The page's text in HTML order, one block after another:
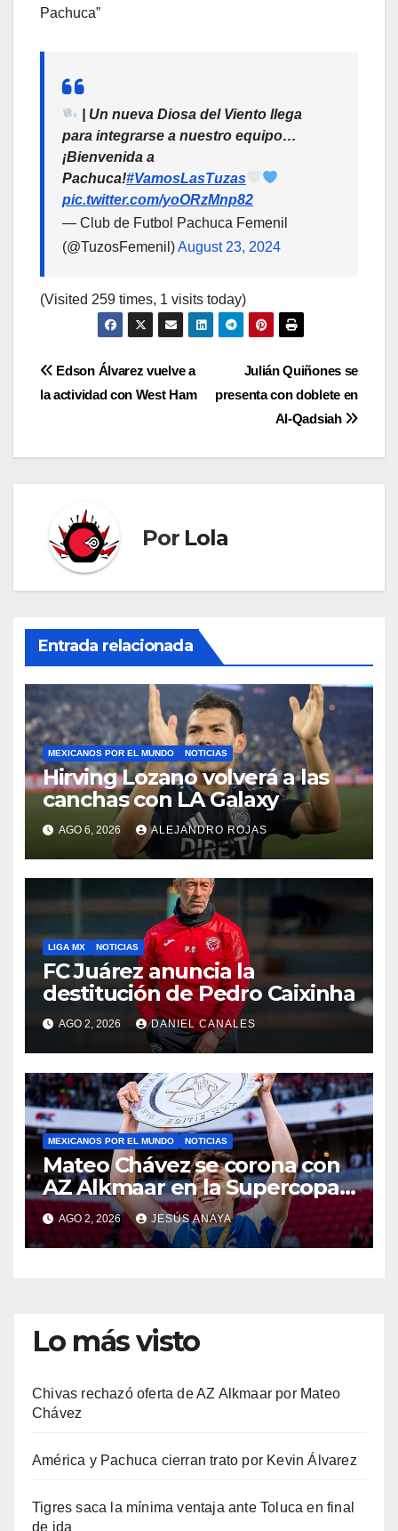
Pachuca”
| Un nueva Diosa del Viento llega
para integrarse a nuestro equipo…
¡Bienvenida a
Pachuca!#VamosLasTuzas
pic.twitter.com/yoORzMnp82
— Club de Futbol Pachuca Femenil
(@TuzosFemenil)August 23, 2024
(Visited 259 times, 1 visits today)
Navegación
entradas
Julián Quiñones se
presenta con doblete en
Al-Qadsiah
Edson Álvarez vuelve a
la actividad con West Ham
Por Lola
Entrada relacionada
MEXICANOS POR EL MUNDO NOTICIAS
Hirving Lozano volverá a las
canchas con LA Galaxy
AGO 6, 2026 ALEJANDRO ROJAS
LIGA MX NOTICIAS
FC Juárez anuncia la
destitución de Pedro Caixinha
AGO 2, 2026 DANIEL CANALES
MEXICANOS POR EL MUNDO NOTICIAS
Mateo Chávez se corona con
AZ Alkmaar en la Supercopa
de Países Bajos
AGO 2, 2026 JESÚS ANAYA
Lo más visto
Chivas rechazó oferta de AZ Alkmaar por Mateo
Chávez
América y Pachuca cierran trato por Kevin Álvarez
Tigres saca la mínima ventaja ante Toluca en final
de ida